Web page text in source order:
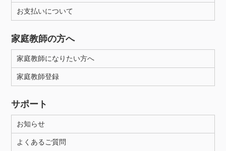
お支払いについて
家庭教師の方へ
家庭教師になりたい方へ
家庭教師登録
サポート
お知らせ
よくあるご質問